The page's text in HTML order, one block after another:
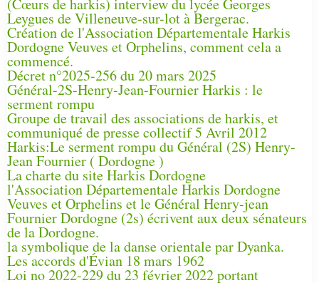
(Cœurs de harkis) interview du lycée Georges
Leygues de Villeneuve-sur-lot à Bergerac.
Création de l'Association Départementale Harkis
Dordogne Veuves et Orphelins, comment cela a
commencé.
Décret n°2025-256 du 20 mars 2025
Général-2S-Henry-Jean-Fournier Harkis : le
serment rompu
Groupe de travail des associations de harkis, et
communiqué de presse collectif 5 Avril 2012
Harkis:Le serment rompu du Général (2S) Henry-
Jean Fournier ( Dordogne )
La charte du site Harkis Dordogne
l'Association Départementale Harkis Dordogne
Veuves et Orphelins et le Général Henry-jean
Fournier Dordogne (2s) écrivent aux deux sénateurs
de la Dordogne.
la symbolique de la danse orientale par Dyanka.
Les accords d'Évian 18 mars 1962
Loi no 2022-229 du 23 février 2022 portant